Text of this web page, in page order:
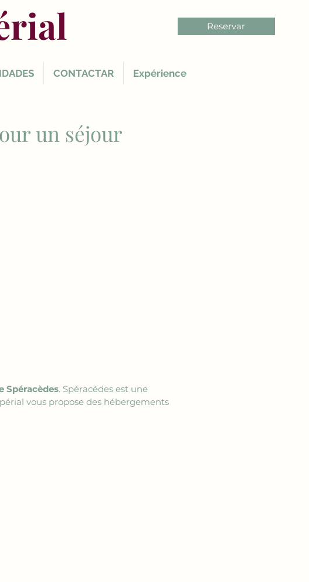
Reservar
CONTACTAR Expérience
un séjour
Spéracèdes. Spéracèdes est une
vous propose des hébergements